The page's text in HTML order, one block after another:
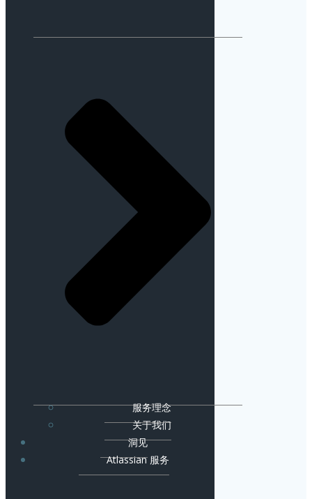
服务理念
关于我们
洞见
Atlassian 服务